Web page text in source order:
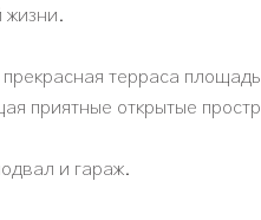
жизни.
прекрасная терраса
приятные открытые
и гараж.